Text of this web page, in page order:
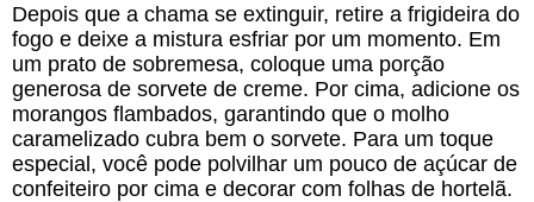
Depois que a chama se extinguir, retire a frigideira do
fogo e deixe a mistura esfriar por um momento. Em
um prato de sobremesa, coloque uma porção
generosa de sorvete de creme. Por cima, adicione os
morangos flambados, garantindo que o molho
caramelizado cubra bem o sorvete. Para um toque
especial, você pode polvilhar um pouco de açúcar de
confeiteiro por cima e decorar com folhas de hortelã.